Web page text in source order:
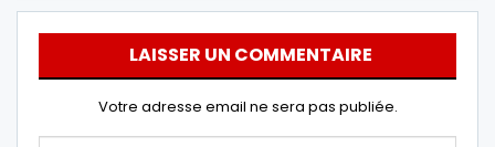
LAISSER UN COMMENTAIRE
Votre adresse email ne sera pas publiée.